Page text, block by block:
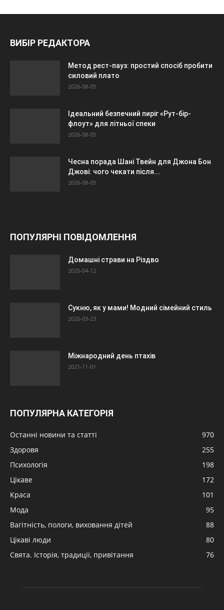
ВИБІР РЕДАКТОРА
Метод рест-пауз: простий спосіб пробити
силовий плато
2026-08-05
Ідеальний безпечний пиріг «Рут-бір-
флоут» для літньої спеки
2026-08-05
Чесна порада Шані Твейн для Джона Бон
Джові: чого чекати після...
2026-08-05
ПОПУЛЯРНІ ПОВІДОМЛЕННЯ
Домашні страви на Різдво
2020-04-12
Сукню, як у мами! Модний сімейний стиль
2020-03-23
Міжнародний день птахів
2021-11-01
ПОПУЛЯРНА КАТЕГОРІЯ
Останні новини та статті
970
Здоровя
255
Психологія
198
Цікаве
172
Краса
101
Мода
95
Вагітність, пологи, виховання дітей
88
Цікаві люди
80
Свята. Історія, традиції, привітання
76